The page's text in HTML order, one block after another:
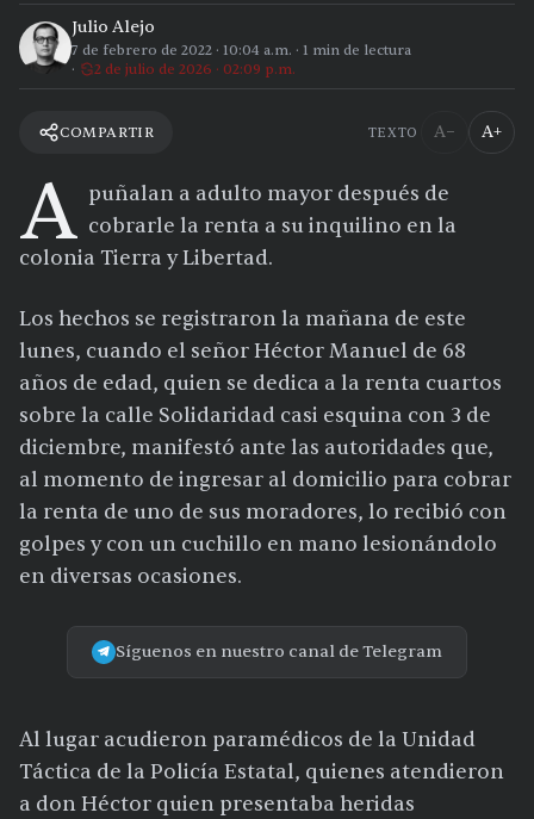
Julio Alejo
7 de febrero de 2022 · 10:04 a.m. · 1 min de lectura
2 de julio de 2026 · 02:09 p.m.
COMPARTIR TEXTO A− A+
A puñalan a adulto mayor después de
cobrarle la renta a su inquilino en la
colonia Tierra y Libertad.
Los hechos se registraron la mañana de este
lunes, cuando el señor Héctor Manuel de 68
años de edad, quien se dedica a la renta cuartos
sobre la calle Solidaridad casi esquina con 3 de
diciembre, manifestó ante las autoridades que,
al momento de ingresar al domicilio para cobrar
la renta de uno de sus moradores, lo recibió con
golpes y con un cuchillo en mano lesionándolo
en diversas ocasiones.
Síguenos en nuestro canal de Telegram
Al lugar acudieron paramédicos de la Unidad
Táctica de la Policía Estatal, quienes atendieron
a don Héctor quien presentaba heridas